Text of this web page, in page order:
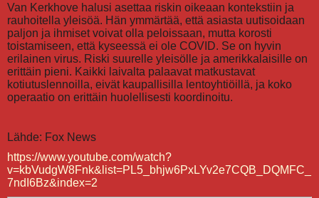
Van Kerkhove halusi asettaa riskin oikeaan kontekstiin ja
rauhoitella yleisöä. Hän ymmärtää, että asiasta uutisoidaan
paljon ja ihmiset voivat olla peloissaan, mutta korosti
toistamiseen, että kyseessä ei ole COVID. Se on hyvin
erilainen virus. Riski suurelle yleisölle ja amerikkalaisille on
erittäin pieni. Kaikki laivalta palaavat matkustavat
kotiutuslennoilla, eivät kaupallisilla lentoyhtiöillä, ja koko
operaatio on erittäin huolellisesti koordinoitu.
Lähde: Fox News
https://www.youtube.com/watch?
v=kbVudgW8Fnk&list=PL5_bhjw6PxLYv2e7CQB_DQMFC_
7ndI6Bz&index=2